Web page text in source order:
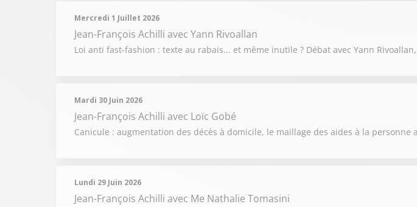
Mercredi 1 Juillet 2026
Jean-François Achilli avec Yann Rivoallan
Loi anti fast-fashion : texte au rabais... et même inutile ? Débat avec Yann
Mardi 30 Juin 2026
Jean-François Achilli avec Loïc Gobé
Canicule : augmentation des décès à domicile, le maillage des aides à la
Lundi 29 Juin 2026
Jean-François Achilli avec Me Nathalie Tomasini